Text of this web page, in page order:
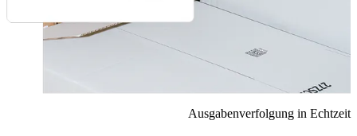
Ausgabenverfolgung in Echtzeit